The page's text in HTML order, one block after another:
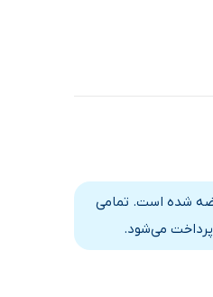
عرضه شده است. تمامی
پرداخت می‌شود.